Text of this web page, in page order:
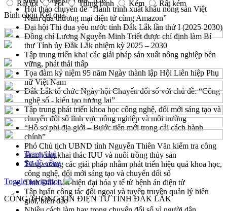
Hội thảo chuyên đề “Hành trình xuất khẩu nông sản Việt
Nam qua thương mại điện tử cùng Amazon”
Đại hội Thi đua yêu nước tỉnh Đắk Lắk lần thứ I (2025-2030)
Đồng chí Lương Nguyễn Minh Triết được chỉ định làm Bí
thư Tỉnh ủy Đắk Lắk nhiệm kỳ 2025 – 2030
Tập trung triển khai các giải pháp sản xuất nông nghiệp bền
vững, phát thải thấp
Tọa đàm kỷ niệm 95 năm Ngày thành lập Hội Liên hiệp Phụ
nữ Việt Nam
Đắk Lắk tổ chức Ngày hội Chuyển đổi số với chủ đề: “Công
nghệ số - kiến tạo tương lai”
Tập trung phát triển khoa học công nghệ, đổi mới sáng tạo và
chuyển đổi số lĩnh vực nông nghiệp và môi trường
“Hồ sơ phi địa giới – Bước tiến mới trong cải cách hành
chính”
Phó Chủ tịch UBND tỉnh Nguyễn Thiên Văn kiểm tra công
tác chống khai thác IUU và nuôi trồng thủy sản
Tăng cường các giải pháp nhằm phát triển hiệu quả khoa học,
công nghệ, đổi mới sáng tạo và chuyển đổi số
Tỉnh Đắk Lắk hiện đại hóa y tế từ bệnh án điện tử
Tập huấn công tác đối ngoại và tuyên truyền quản lý biên
giới, biển đảo
Rất tốt
Tốt Trung bình Kém
Rất kém
Bình chọnKết quả
Trang chủ
Sơ đồ cổng
Toggle navigation
CỔNG THÔNG TIN ĐIỆN TỬ TỈNH ĐẮK LẮK